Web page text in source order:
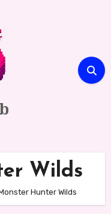
Wilds
Hunter Wilds